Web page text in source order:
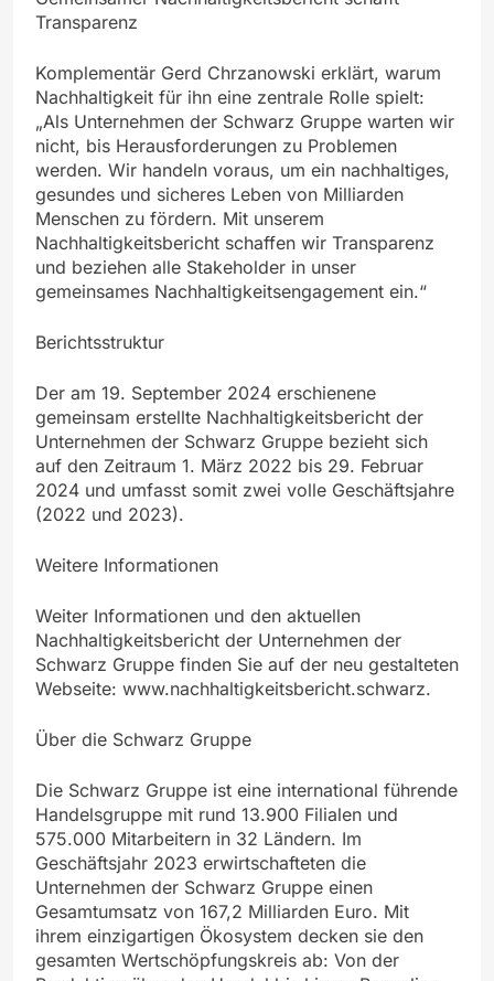
Transparenz
Komplementär Gerd Chrzanowski erklärt, warum
Nachhaltigkeit für ihn eine zentrale Rolle spielt:
„Als Unternehmen der Schwarz Gruppe warten wir
nicht, bis Herausforderungen zu Problemen
werden. Wir handeln voraus, um ein nachhaltiges,
gesundes und sicheres Leben von Milliarden
Menschen zu fördern. Mit unserem
Nachhaltigkeitsbericht schaffen wir Transparenz
und beziehen alle Stakeholder in unser
gemeinsames Nachhaltigkeitsengagement ein.“
Berichtsstruktur
Der am 19. September 2024 erschienene
gemeinsam erstellte Nachhaltigkeitsbericht der
Unternehmen der Schwarz Gruppe bezieht sich
auf den Zeitraum 1. März 2022 bis 29. Februar
2024 und umfasst somit zwei volle Geschäftsjahre
(2022 und 2023).
Weitere Informationen
Weiter Informationen und den aktuellen
Nachhaltigkeitsbericht der Unternehmen der
Schwarz Gruppe finden Sie auf der neu gestalteten
Webseite: www.nachhaltigkeitsbericht.schwarz.
Über die Schwarz Gruppe
Die Schwarz Gruppe ist eine international führende
Handelsgruppe mit rund 13.900 Filialen und
575.000 Mitarbeitern in 32 Ländern. Im
Geschäftsjahr 2023 erwirtschafteten die
Unternehmen der Schwarz Gruppe einen
Gesamtumsatz von 167,2 Milliarden Euro. Mit
ihrem einzigartigen Ökosystem decken sie den
gesamten Wertschöpfungskreis ab: Von der